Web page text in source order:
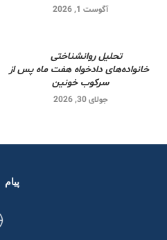
آگوست 1, 2026
تحلیل روانشناختی
خانواده‌های دادخواه هفت ماه پس از
سرکوب خونین
جولای 30, 2026
پیام